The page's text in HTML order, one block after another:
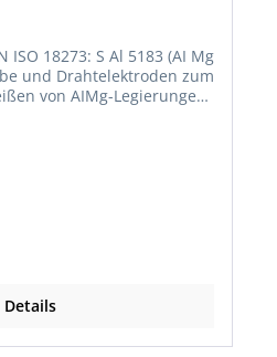
von AIMg-Legierungen
Details